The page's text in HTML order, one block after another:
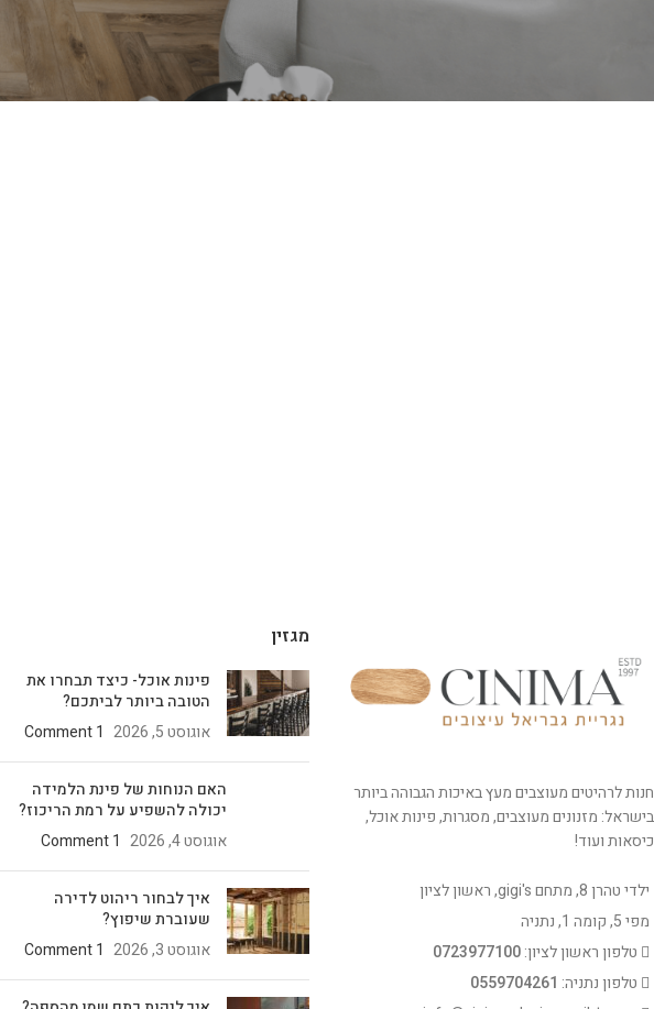
חנות לרהיטים מעוצבים מעץ באיכות הגבוהה ביותר
בישראל: מזנונים מעוצבים, מסגרות, פינות אוכל,
כיסאות ועוד!
ילדי טהרן 8, מתחם gigi's, ראשון לציון
מפי 5, קומה 1, נתניה
טלפון ראשון לציון:0723977100
טלפון נתניה: 0559704261
מגזין
פינות אוכל- כיצד תבחרו את
הטובה ביותר לביתכם?
אוגוסט 5, 2026
1 Comment
האם הנוחות של פינת הלמידה
יכולה להשפיע על רמת הריכוז?
אוגוסט 4, 2026
1 Comment
איך לבחור ריהוט לדירה
שעוברת שיפוץ?
אוגוסט 3, 2026
1 Comment